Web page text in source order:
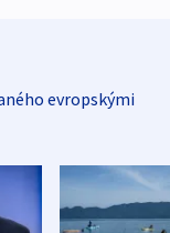
evropskými